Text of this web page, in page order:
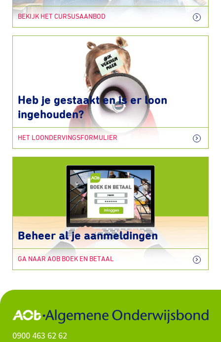
BEKIJK HET CURSUSAANBOD
Heb je gestaakt en is er loon
ingehouden?
HET LOONDERVINGSFORMULIER
Beheer al je aanmeldingen
GA NAAR AOB BOEK EN BETAAL
0900 463 62 62